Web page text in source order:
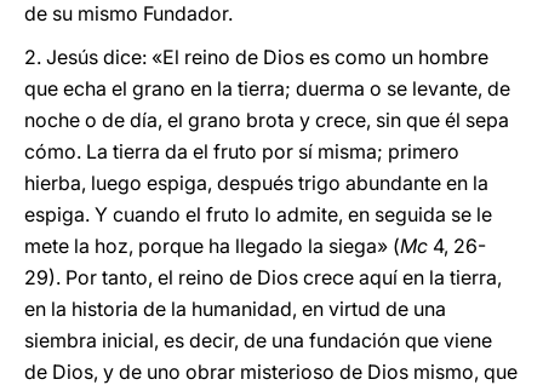
de su mismo Fundador.
2. Jesús dice: «El reino de Dios es como un hombre
que echa el grano en la tierra; duerma o se levante, de
noche o de día, el grano brota y crece, sin que él sepa
cómo. La tierra da el fruto por sí misma; primero
hierba, luego espiga, después trigo abundante en la
espiga. Y cuando el fruto lo admite, en seguida se le
mete la hoz, porque ha llegado la siega» (Mc 4, 26-
29). Por tanto, el reino de Dios crece aquí en la tierra,
en la historia de la humanidad, en virtud de una
siembra inicial, es decir, de una fundación que viene
de Dios, y de uno obrar misterioso de Dios mismo, que